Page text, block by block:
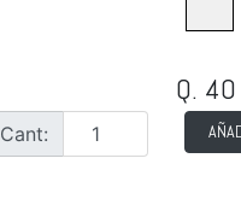
Q. 40
Cant: